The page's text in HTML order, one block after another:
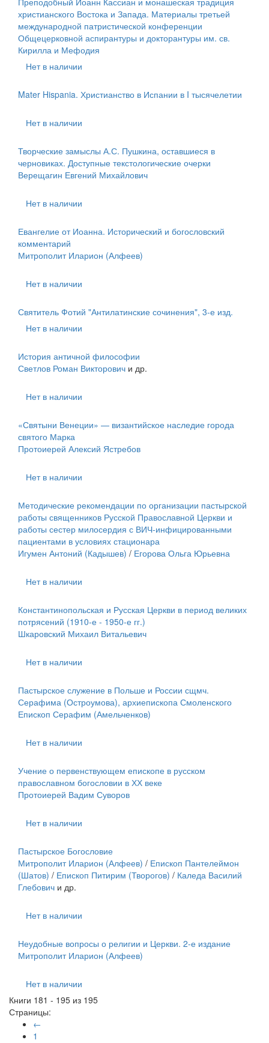
христианского Востока и Запада. Материалы третьей
международной патристической конференции
Общецерковной аспирантуры и докторантуры им. св.
Кирилла и Мефодия
Нет в наличии
Mater Hispania. Христианство в Испании в I тысячелетии
Нет в наличии
Творческие замыслы А.С. Пушкина, оставшиеся в
черновиках. Доступные текстологические очерки
Верещагин Евгений Михайлович
Нет в наличии
Евангелие от Иоанна. Исторический и богословский
комментарий
Митрополит Иларион (Алфеев)
Нет в наличии
Святитель Фотий "Антилатинские сочинения", 3-е изд.
Нет в наличии
История античной философии
Светлов Роман Викторович и др.
Нет в наличии
«Святыни Венеции» — византийское наследие города
святого Марка
Протоиерей Алексий Ястребов
Нет в наличии
Методические рекомендации по организации пастырской
работы священников Русской Православной Церкви и
работы сестер милосердия с ВИЧ-инфицированными
пациентами в условиях стационара
Игумен Антоний (Кадышев) / Егорова Ольга Юрьевна
Нет в наличии
Константинопольская и Русская Церкви в период великих
потрясений (1910-е - 1950-е гг.)
Шкаровский Михаил Витальевич
Нет в наличии
Пастырское служение в Польше и России сщмч.
Серафима (Остроумова), архиепископа Смоленского
Епископ Серафим (Амельченков)
Нет в наличии
Учение о первенствующем епископе в русском
православном богословии в ХХ веке
Протоиерей Вадим Суворов
Нет в наличии
Пастырское Богословие
Митрополит Иларион (Алфеев) / Епископ Пантелеймон
(Шатов) / Епископ Питирим (Творогов) / Каледа Василий
Глебович и др.
Нет в наличии
Неудобные вопросы о религии и Церкви. 2-е издание
Митрополит Иларион (Алфеев)
Нет в наличии
Книги 181 - 195 из 195
Страницы:
←
1